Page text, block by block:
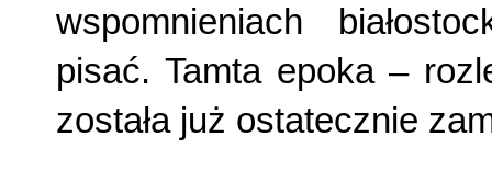
wspomnieniach
pisać. Tamta epoka –
została już ostatecznie